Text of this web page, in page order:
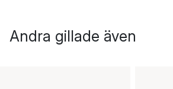
Andra gillade även